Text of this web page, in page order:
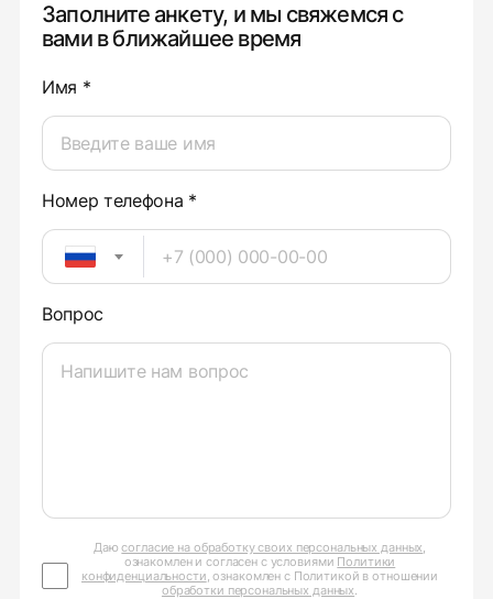
Заполните анкету, и мы свяжемся с
вами в ближайшее время
Имя *
Номер телефона *
Вопрос
Даюсогласие на обработку своих персональных данных,
ознакомлен и согласен с условиями Политики
конфиденциальности, ознакомлен с Политикой в отношении
обработки персональных данных.